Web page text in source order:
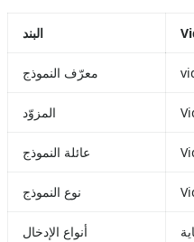
البند
معرّف النموذج
المزوّد
عائلة النموذج
نوع النموذج
أنواع الإدخال